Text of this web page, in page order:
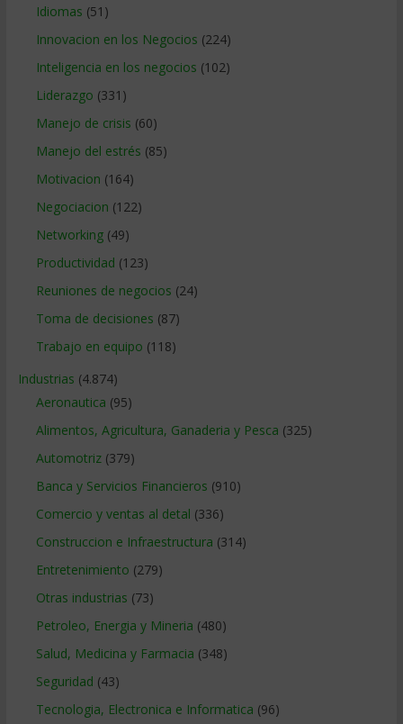
Idiomas (51)
Innovacion en los Negocios (224)
Inteligencia en los negocios (102)
Liderazgo (331)
Manejo de crisis (60)
Manejo del estrés (85)
Motivacion (164)
Negociacion (122)
Networking(49)
Productividad (123)
Reuniones de negocios (24)
Toma de decisiones (87)
Trabajo en equipo (118)
Industrias (4.874)
Aeronautica (95)
Alimentos, Agricultura, Ganaderia y Pesca (325)
Automotriz(379)
Banca y Servicios Financieros (910)
Comercio y ventas al detal (336)
Construccion e Infraestructura (314)
Entretenimiento (279)
Otras industrias (73)
Petroleo, Energia y Mineria (480)
Salud, Medicina y Farmacia (348)
Seguridad (43)
Tecnologia, Electronica e Informatica (96)